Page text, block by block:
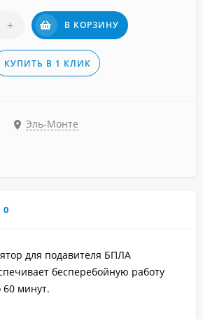
+ В КОРЗИНУ
КУПИТЬ В 1 КЛИК
Эль-Монте
0
для подавителя БПЛА
бесперебойную работу
60 минут.